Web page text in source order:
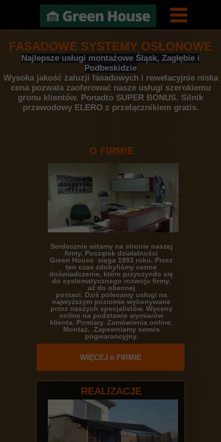
FASADOWE SYSTEMY OSŁONOWE
Najlepsze usługi montażowe Śląsk, Zagłębie i
Podbeskidzie
Wysoka jakość żaluzji fasadowych i rewelacyjnie niska
cena pozwala zaoferować nasze usługi szerokiemu
gronu klientów. Ponadto SUPER BONUS. Silnik
przewodowy ELERO z przełącznikiem gratis.
O FIRMIE
Serdecznie witamy na stronie naszej
firmy. Początek działalności
Green House sięga 1993 roku. Przez
ten czas zdobyliśmy cenne
doświadczenie, które przyczyniło się
do systematycznego rozwoju firmy,
aż do obecnej
postaci. Dziś polecamy usługi na
najwyższym poziomie wykonywane
przez naszych specjalistów. Wyceny
online na podstawie wymiarów
klienta. Pomiary. Zamówienia online.
Montaż. Zapewniamy serwis
pogwarancyjny.
WIĘCEJ o FIRMIE
REALIZACJE